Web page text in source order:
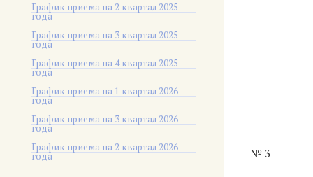
График приема на 2 квартал 2025
года
График приема на 3 квартал 2025
года
График приема на 4 квартал 2025
года
График приема на 1 квартал 2026
года
График приема на 3 квартал 2026
года
График приема на 2 квартал 2026
года № 3